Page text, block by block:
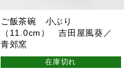
ご飯茶碗 小ぶり
（11.0cm） 吉田屋風葵／
青郊窯
在庫切れ